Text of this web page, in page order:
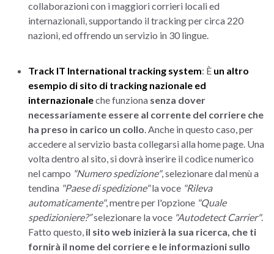
collaborazioni con i maggiori corrieri locali ed
internazionali, supportando il tracking per circa 220
nazioni, ed offrendo un servizio in 30 lingue.
Track IT International tracking system: È un altro
esempio di sito di tracking nazionale ed
internazionaleche funziona senza dover
necessariamente essere al corrente del corriere che
ha preso in carico un collo. Anche in questo caso, per
accedere al servizio basta collegarsi alla home page. Una
volta dentro al sito, si dovrà inserire il codice numerico
nel campo "Numero spedizione", selezionare dal menù a
tendina "Paese di spedizione"la voce "Rileva
automaticamente", mentre per l'opzione "Quale
spedizioniere?”selezionare la voce "Autodetect Carrier".
Fatto questo, il sito web inizierà la sua ricerca, che ti
fornirà il nome del corriere e le informazioni sullo